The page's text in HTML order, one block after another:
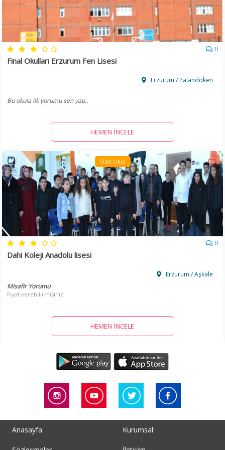
0
Final Okulları Erzurum Fen Lisesi
Erzurum / Palandöken
Bu okula ilk yorumu sen yap..
HEMEN İNCELE
Özel Okul
0
Dahi Koleji Anadolu lisesi
Erzurum / Aşkale
Misafir Yorumu
Fiyat verebilirmisiniz
HEMEN İNCELE
Anasayfa Kurumsal